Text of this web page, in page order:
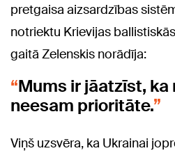
pretgaisa aizsardzības
notriektu Krievijas
gaitā Zelenskis norādīja:
Mums ir jāatzīst, ka
neesam prioritāte.
Viņš uzsvēra, ka Ukrainai